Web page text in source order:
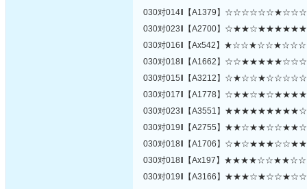
030对014‖【A1379】
030对023‖【A2700】
030对016‖【Ax542】
030对018‖【A1662】
030对015‖【A3212】
030对017‖【A1778】
030对023‖【A3551】
030对019‖【A2755】
030对018‖【A1706】
030对018‖【Ax197】
030对019‖【A3166】